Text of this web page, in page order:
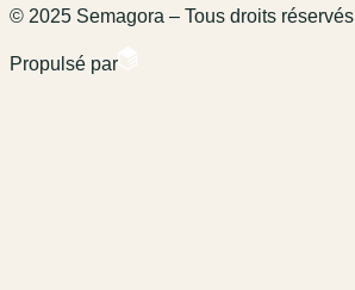
© 2025 Semagora – Tous droits réservés
Propulsé par